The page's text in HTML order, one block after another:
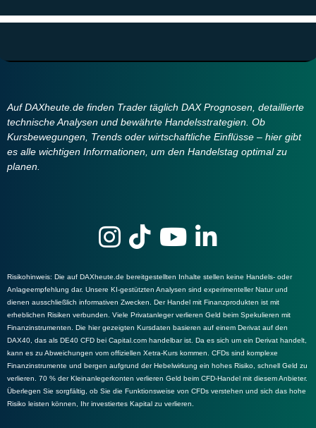
Auf DAXheute.de finden Trader täglich DAX Prognosen, detaillierte
technische Analysen und bewährte Handelsstrategien. Ob
Kursbewegungen, Trends oder wirtschaftliche Einflüsse – hier gibt
es alle wichtigen Informationen, um den Handelstag optimal zu
planen.
Risikohinweis: Die auf DAXheute.de bereitgestellten Inhalte stellen keine Handels- oder
Anlageempfehlung dar. Unsere KI-gestützten Analysen sind experimenteller Natur und
dienen ausschließlich informativen Zwecken. Der Handel mit Finanzprodukten ist mit
erheblichen Risiken verbunden. Viele Privatanleger verlieren Geld beim Spekulieren mit
Finanzinstrumenten. Die hier gezeigten Kursdaten basieren auf einem Derivat auf den
DAX40, das als DE40 CFD bei Capital.com handelbar ist. Da es sich um ein Derivat handelt,
kann es zu Abweichungen vom offiziellen Xetra-Kurs kommen. CFDs sind komplexe
Finanzinstrumente und bergen aufgrund der Hebelwirkung ein hohes Risiko, schnell Geld zu
verlieren. 70 % der Kleinanlegerkonten verlieren Geld beim CFD-Handel mit diesem Anbieter.
Überlegen Sie sorgfältig, ob Sie die Funktionsweise von CFDs verstehen und sich das hohe
Risiko leisten können, Ihr investiertes Kapital zu verlieren.